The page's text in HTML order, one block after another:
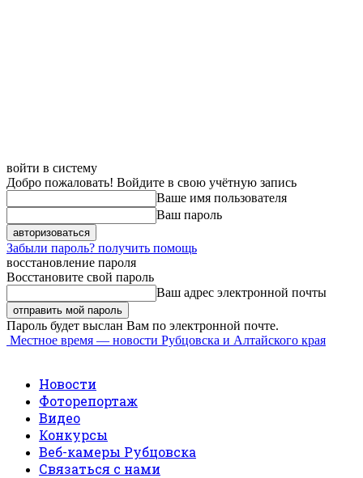
войти в систему
Добро пожаловать! Войдите в свою учётную запись
Ваше имя пользователя
Ваш пароль
Забыли пароль? получить помощь
восстановление пароля
Восстановите свой пароль
Ваш адрес электронной почты
Пароль будет выслан Вам по электронной почте.
Местное время — новости Рубцовска и Алтайского края
Новости
Фоторепортаж
Видео
Конкурсы
Веб-камеры Рубцовска
Связаться с нами